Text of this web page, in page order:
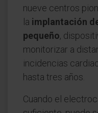
nueve centros
la implantación
pequeño,
monitorizar a
incidencias
hasta tres años.
Cuando el